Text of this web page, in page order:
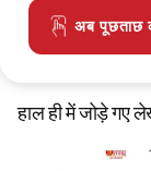
अब पूछताछ
हाल ही में जोड़े गए